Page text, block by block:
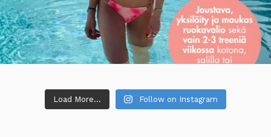
Load More... Follow on Instagram